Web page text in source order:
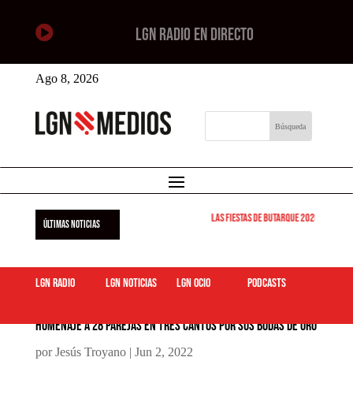
 LGN RADIO EN DIRECTO
Ago 8, 2026
ÚLTIMAS NOTICIAS Las Fiestas de Butarque 2026
LGN Radio LGN Noticias LGN ocio podcasts
Homenaje a 28 parejas en Tres Cantos por sus Bodas de Oro
porJesús Troyano| Jun 2, 2022